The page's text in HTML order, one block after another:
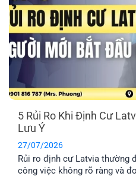
5 Rủi Ro Khi Định Cư
Lưu Ý
27/07/2026
Rủi ro định cư Latvia thường
công việc không rõ ràng và